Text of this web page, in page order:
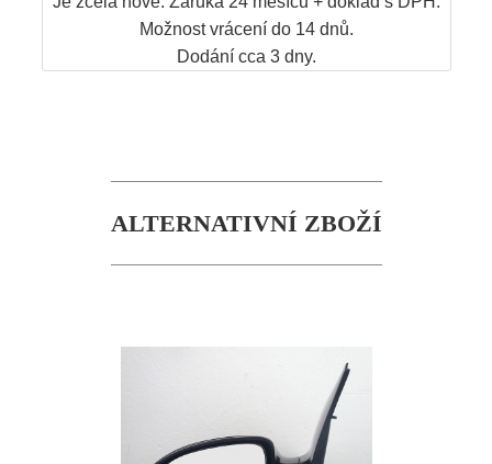
Možnost vrácení do 14 dnů.
Dodání cca 3 dny.
ALTERNATIVNÍ ZBOŽÍ